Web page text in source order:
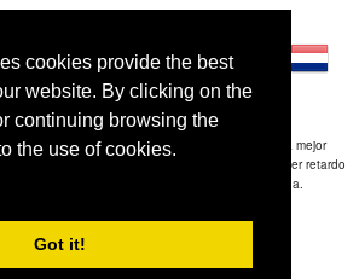
cookies provide the best
website. By clicking on the
continuing browsing the
the use of cookies.
Got it!
La información mostrada en este sitio es nuestra mejor
no es responsable de cualquier retardo
daños resultaron de la información proporcionada.
2015-2026
Usfor feedback.